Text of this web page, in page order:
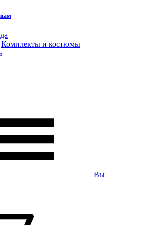
Комплекты и костюмы
Вы